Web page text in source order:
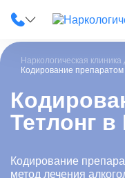
О клинике
Наркологическая
Кодирование препаратом
Тетлонг
Кодирование
метод лечения